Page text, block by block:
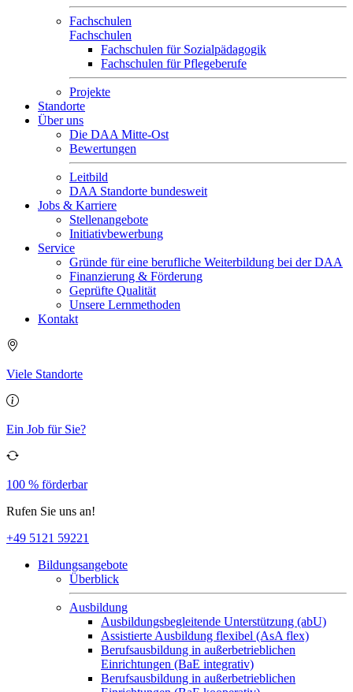
Fachschulen
Fachschulen
Fachschulen für Sozialpädagogik
Fachschulen für Pflegeberufe
Projekte
Standorte
Über uns
Die DAA Mitte-Ost
Bewertungen
Leitbild
DAA Standorte bundesweit
Jobs & Karriere
Stellenangebote
Initiativbewerbung
Service
Gründe für eine berufliche Weiterbildung bei der DAA
Finanzierung & Förderung
Geprüfte Qualität
Unsere Lernmethoden
Kontakt
Viele Standorte
Ein Job für Sie?
100 % förderbar
Rufen Sie uns an!
+49 5121 59221
Bildungsangebote
Überblick
Ausbildung
Ausbildungsbegleitende Unterstützung (abU)
Assistierte Ausbildung flexibel (AsA flex)
Berufsausbildung in außerbetrieblichen
Einrichtungen (BaE integrativ)
Berufsausbildung in außerbetrieblichen